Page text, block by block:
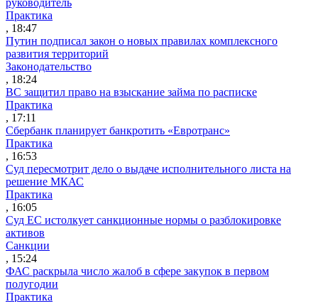
Практика
, 18:47
Путин подписал закон о новых правилах комплексного
развития территорий
Законодательство
, 18:24
ВС защитил право на взыскание займа по расписке
Практика
, 17:11
Сбербанк планирует банкротить «Евротранс»
Практика
, 16:53
Суд пересмотрит дело о выдаче исполнительного листа на
решение МКАС
Практика
, 16:05
Суд ЕС истолкует санкционные нормы о разблокировке
активов
Санкции
, 15:24
ФАС раскрыла число жалоб в сфере закупок в первом
полугодии
Практика